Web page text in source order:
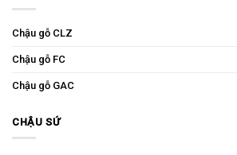
Chậu gỗ CLZ
Chậu gỗ FC
Chậu gỗ GAC
CHẬU SỨ